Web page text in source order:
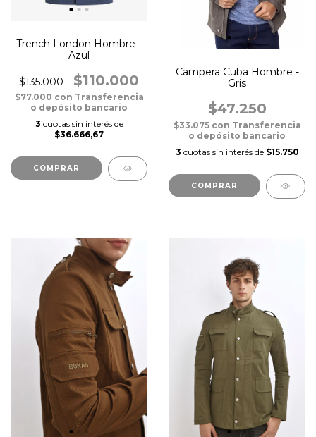
Trench London Hombre -
Azul
$135.000 $110.000
$77.000 con Transferencia
o depósito bancario
3 cuotas sin interés de
$36.666,67
COMPRAR
Campera Cuba Hombre -
Gris
$47.250
$33.075 con Transferencia
o depósito bancario
3 cuotas sin interés de $15.750
COMPRAR